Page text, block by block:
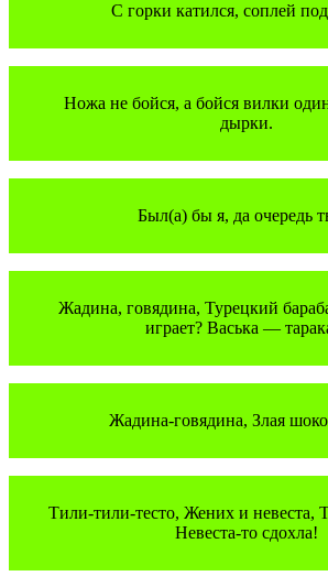
С горки катился, соплей
Ножа не бойся, а бойся вилки
дырки.
Был(а) бы я, да очередь
Жадина, говядина, Турецкий
играет? Васька —
Жадина-говядина, Злая
Тили-тили-тесто, Жених и невеста,
Невеста-то сдохла!